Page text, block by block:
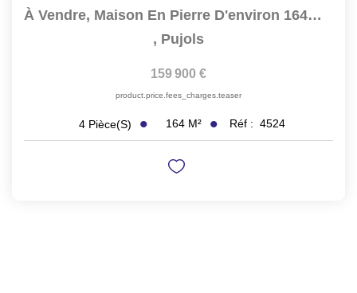
À Vendre, Maison En Pierre D'environ 164m2 Avec Vue...
, Pujols
159 900 €
product.price.fees_charges.teaser
4 Pièce(s) 164 M² Réf : 4524